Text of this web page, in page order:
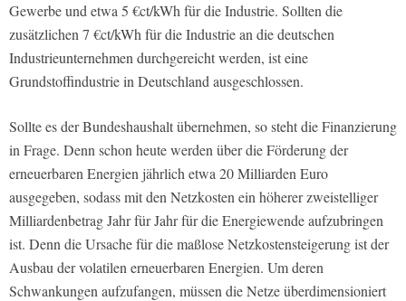
Gewerbe und etwa 5 €ct/kWh für die Industrie. Sollten die
zusätzlichen 7 €ct/kWh für die Industrie an die deutschen
Industrieunternehmen durchgereicht werden, ist eine
Grundstoffindustrie in Deutschland ausgeschlossen.
Sollte es der Bundeshaushalt übernehmen, so steht die Finanzierung
in Frage. Denn schon heute werden über die Förderung der
erneuerbaren Energien jährlich etwa 20 Milliarden Euro
ausgegeben, sodass mit den Netzkosten ein höherer zweistelliger
Milliardenbetrag Jahr für Jahr für die Energiewende aufzubringen
ist. Denn die Ursache für die maßlose Netzkostensteigerung ist der
Ausbau der volatilen erneuerbaren Energien. Um deren
Schwankungen aufzufangen, müssen die Netze überdimensioniert